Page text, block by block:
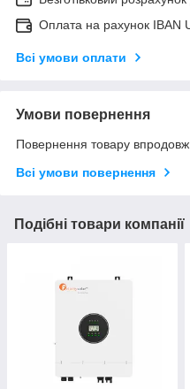
Оплата на рахунок IBAN
Всі умови оплати
Умови повернення
Повернення товару
Всі умови повернення
Подібні товари компанії